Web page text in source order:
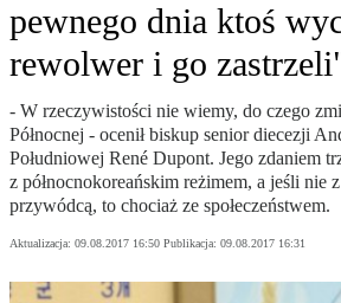
pewnego dnia ktoś
rewolwer i go
- W rzeczywistości nie wiemy, do czego
Północnej - ocenił biskup senior diecezji
Południowej René Dupont. Jego zdaniem
z północnokoreańskim reżimem, a jeśli nie
przywódcą, to chociaż ze społeczeństwem.
Aktualizacja: 09.08.2017 16:50 Publikacja: 09.08.2017 16:31